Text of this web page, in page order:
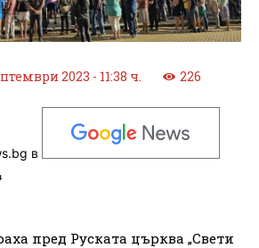
2023 - 11:38 ч. 226
в
пред Руската църква „Свети